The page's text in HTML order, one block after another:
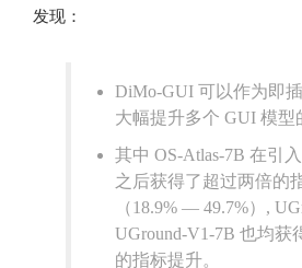
发现：
DiMo-GUI 可以作为即
大幅提升多个 GUI 模型
其中 OS-Atlas-7B 在引
之后获得了超过两倍的
（18.9% — 49.7%）,
UGround-V1-7B 也均获
的指标提升。